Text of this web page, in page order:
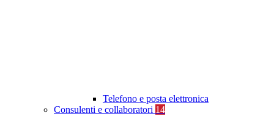
Telefono e posta elettronica
Consulenti e collaboratori 14